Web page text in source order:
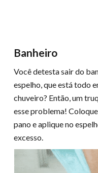
Banheiro
Você detesta sair do
espelho, que está todo
chuveiro? Então, um
esse problema!
pano e aplique no
excesso.